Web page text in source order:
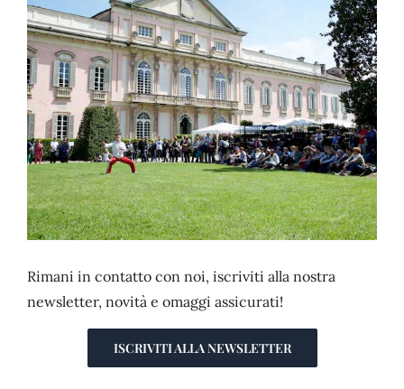
Rimani in contatto con noi, iscriviti alla nostra
newsletter, novità e omaggi assicurati!
ISCRIVITI ALLA NEWSLETTER